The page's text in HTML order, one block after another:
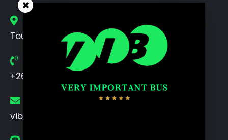
Toute l'ile de la Réunion
+262 0692 753 613
vibcct@gmail.com